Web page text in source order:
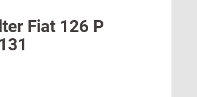
Fiat 126 P